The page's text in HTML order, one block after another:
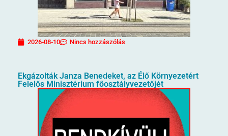
2026-08-10 Nincs hozzászólás
Ekgázolták Janza Benedeket, az Élő Környezetért
Felelős Minisztérium főosztályvezetőjét